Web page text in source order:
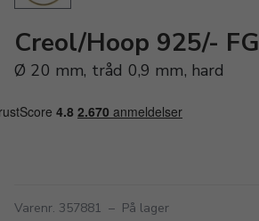
Creol/Hoop 925/- FG
Ø 20 mm, tråd 0,9 mm, hard
Varenr. 357881 – På lager